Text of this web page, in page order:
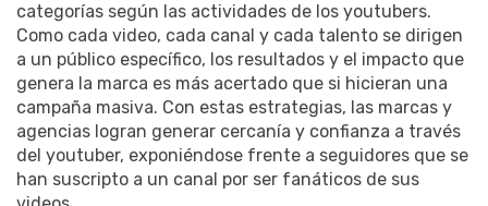
categorías según las actividades de los youtubers.
Como cada video, cada canal y cada talento se dirigen
a un público específico, los resultados y el impacto que
genera la marca es más acertado que si hicieran una
campaña masiva. Con estas estrategias, las marcas y
agencias logran generar cercanía y confianza a través
del youtuber, exponiéndose frente a seguidores que se
han suscripto a un canal por ser fanáticos de sus